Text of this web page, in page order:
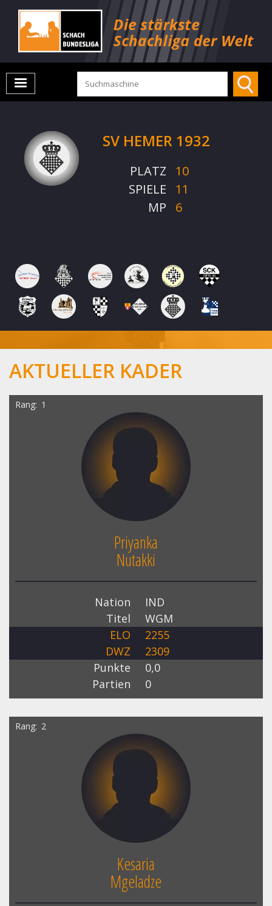
SV HEMER 1932
PLATZ
10
SPIELE
11
MP
6
AKTUELLER KADER
Rang 1
Priyanka
Nutakki
Nation
IND
Titel
WGM
ELO
2255
DWZ
2309
Punkte
0,0
Partien
0
Rang 2
Kesaria
Mgeladze